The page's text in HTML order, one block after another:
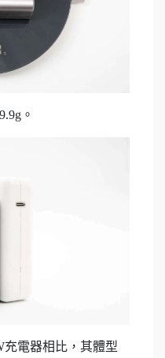
。
充電器相比，其體型